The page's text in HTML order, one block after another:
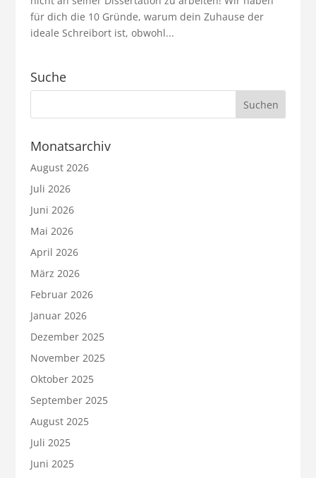
für dich die 10 Gründe, warum dein Zuhause der
ideale Schreibort ist, obwohl...
Suche
Monatsarchiv
August 2026
Juli 2026
Juni 2026
Mai 2026
April 2026
März 2026
Februar 2026
Januar 2026
Dezember 2025
November 2025
Oktober 2025
September 2025
August 2025
Juli 2025
Juni 2025